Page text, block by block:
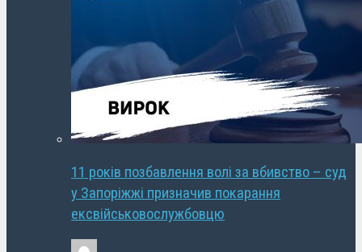
11 років позбавлення волі за вбивство – суд
у Запоріжжі призначив покарання
ексвійськовослужбовцю